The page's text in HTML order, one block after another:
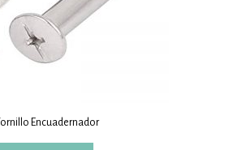
Tornillo Encuadernador